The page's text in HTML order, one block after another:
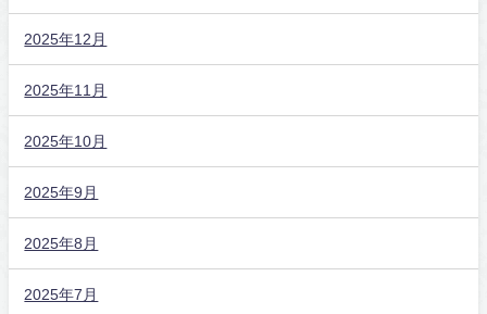
2025年12月
2025年11月
2025年10月
2025年9月
2025年8月
2025年7月